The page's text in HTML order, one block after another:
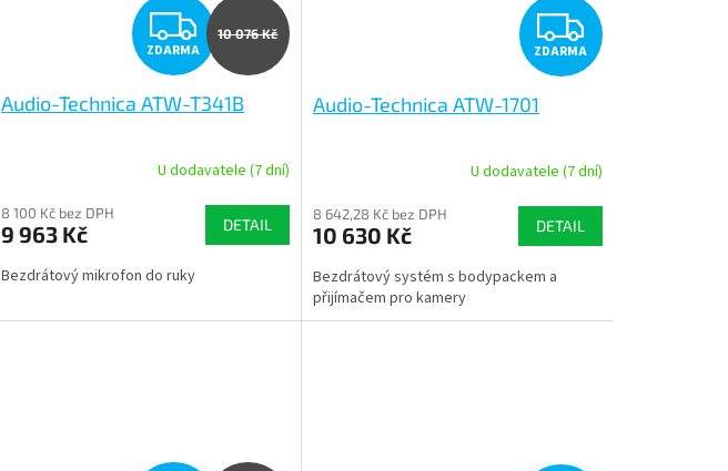
Z
D
A
R
M
A
ZDARMA
10 076 Kč
Audio-Technica ATW-T341B
U dodavatele (7 dní)
8 100 Kč bez DPH
9 963 Kč DETAIL
Bezdrátový mikrofon do ruky
Z
D
R
M
A
ZDARMA
Audio-Technica ATW-1701
U dodavatele (7 dní)
8 642,28 Kč bez DPH
10 630 Kč DETAIL
Bezdrátový systém s bodypackem a
přijímačem pro kamery